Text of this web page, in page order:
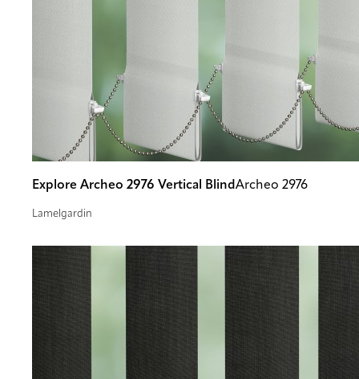
Explore Archeo 2976 Vertical BlindArcheo 2976
Lamelgardin